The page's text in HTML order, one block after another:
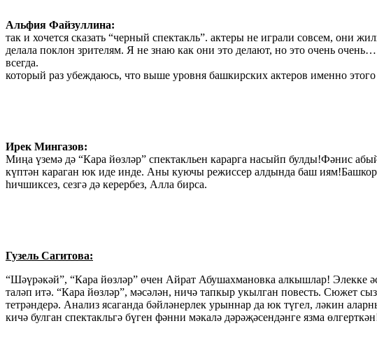
Альфия Файзуллина:
так и хочется сказать “черный спектакль”. актеры не играли совсем, они
делала поклон зрителям. Я не знаю как они это делают, но это очень
всегда.
который раз убеждаюсь, что выше уровня башкирских актеров именно
Ирек Мингазов:
Миңа үземә дә “Кара йөзләр” спектакльен карарга насыйп булды!Фәнис
күптән караган юк иде инде. Аны куючы режиссер алдында баш
һичшиксез, сезгә дә керербез, Алла бирса.
Гузель Сагитова:
“Шәүрәкәй”, “Кара йөзләр” өчен Айрат Абушахмановка алкышлар! Элекке
таләп итә. “Кара йөзләр”, мәсәлән, ничә тапкыр укылган повесть. Сюжет
тетрәндерә. Анализ ясаганда бәйләнерлек урыннар да юк түгел, ләкин
кичә булган спектакльгә бүген фәнни мәкалә дәрәҗәсендәнге язма